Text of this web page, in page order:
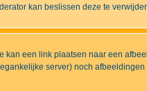
kan beslissen deze te
een link plaatsen naar een
server) noch